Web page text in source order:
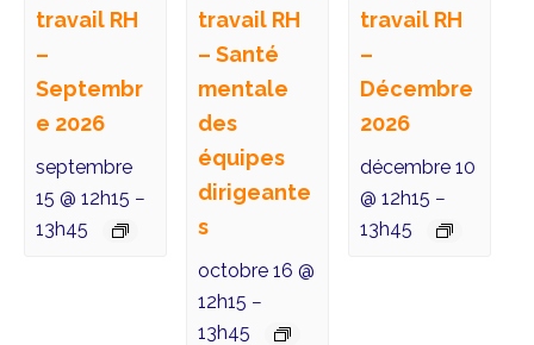
travail RH
–
Septembr
e 2026
septembre
15 @ 12h15 –
13h45
travail RH
– Santé
mentale
des
équipes
dirigeante
s
octobre 16 @
12h15 –
13h45
travail RH
–
Décembre
2026
décembre 10
@ 12h15 –
13h45